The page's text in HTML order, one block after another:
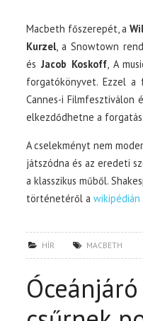
Macbeth főszerepét, a
Kurzel, a Snowtown
ésJacob Koskoff, A
forgatókönyvet. Ezzel
Cannes-i Filmfesztiválon
elkezdődhetne a forgatás.
A cselekményt nem
játszódna és az eredeti
a klasszikus műből.
történetéről awikipédián
HÍR MACBETH